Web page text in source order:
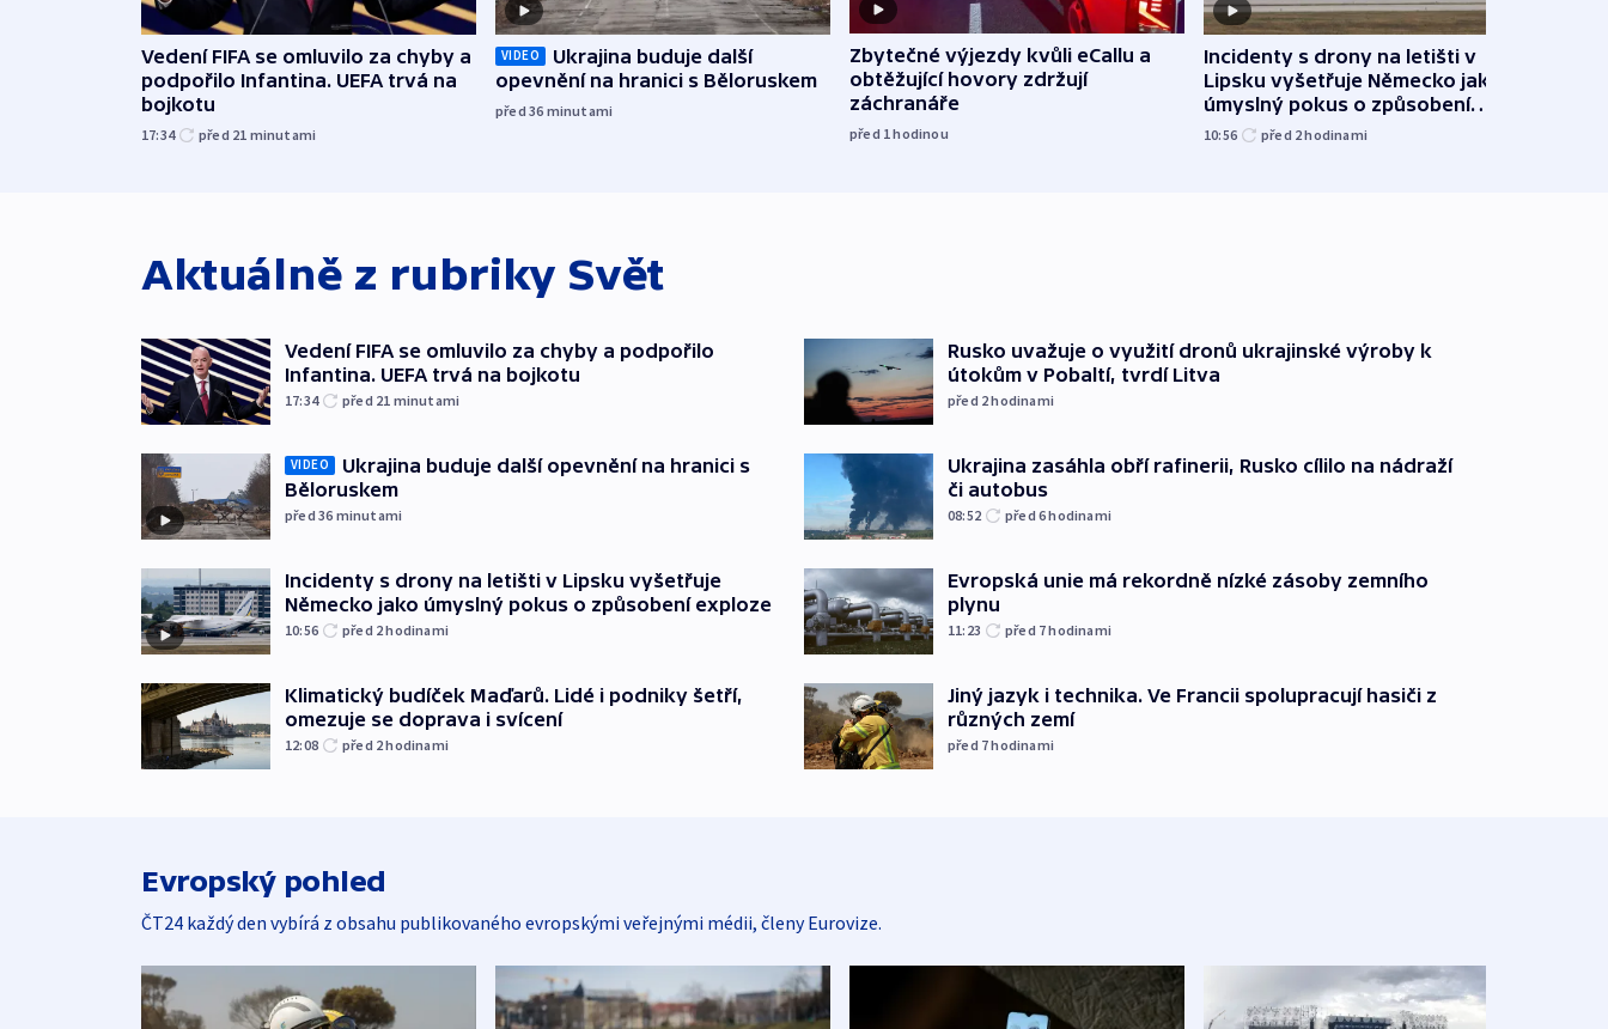
Vedení FIFA se omluvilo za chyby a
podpořilo Infantina. UEFA trvá na
bojkotu
17:34 před 21 minutami
VIDEO
Ukrajina buduje další
opevnění na hranici s Běloruskem
před 36 minutami
Zbytečné výjezdy kvůli eCallu a
obtěžující hovory zdržují
záchranáře
před 1hodinou
Incidenty s drony na letišti v
Lipsku vyšetřuje Německo jako
úmyslný pokus o způsobení
exploze
10:56 před 2hodinami
Aktuálně z rubriky Svět
Vedení FIFA se omluvilo za chyby a podpořilo
Infantina. UEFA trvá na bojkotu
17:34 před 21 minutami
VIDEO
Ukrajina buduje další opevnění na hranici s
Běloruskem
před 36 minutami
Incidenty s drony na letišti v Lipsku vyšetřuje
Německo jako úmyslný pokus o způsobení exploze
10:56 před 2hodinami
Klimatický budíček Maďarů. Lidé i podniky šetří,
omezuje se doprava i svícení
12:08 před 2hodinami
Rusko uvažuje o využití dronů ukrajinské výroby k
útokům v Pobaltí, tvrdí Litva
před 2hodinami
Ukrajina zasáhla obří rafinerii, Rusko cílilo na nádraží
či autobus
08:52 před 6hodinami
Evropská unie má rekordně nízké zásoby zemního
plynu
11:23 před 7hodinami
Jiný jazyk i technika. Ve Francii spolupracují hasiči z
různých zemí
před 7hodinami
Evropský pohled
ČT24 každý den vybírá z obsahu publikovaného evropskými veřejnými médii, členy Eurovize.